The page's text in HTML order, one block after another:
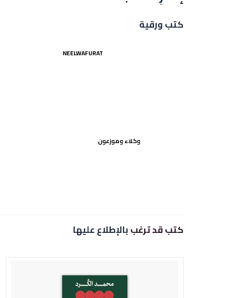
كتب ورقية
NEELWAFURAT
وكلاء وموزعون
كتب قد ترغببالإطلاع عليها